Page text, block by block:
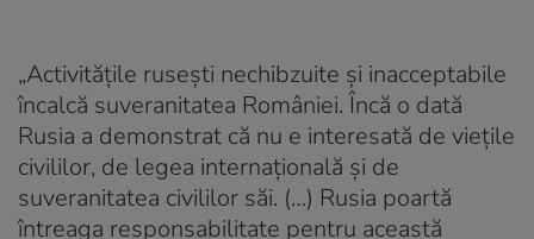
„Activităţile ruseşti nechibzuite şi inacceptabile
încalcă suveranitatea României. Încă o dată
Rusia a demonstrat că nu e interesată de vieţile
civililor, de legea internaţională şi de
suveranitatea civililor săi. (…) Rusia poartă
întreaga responsabilitate pentru această